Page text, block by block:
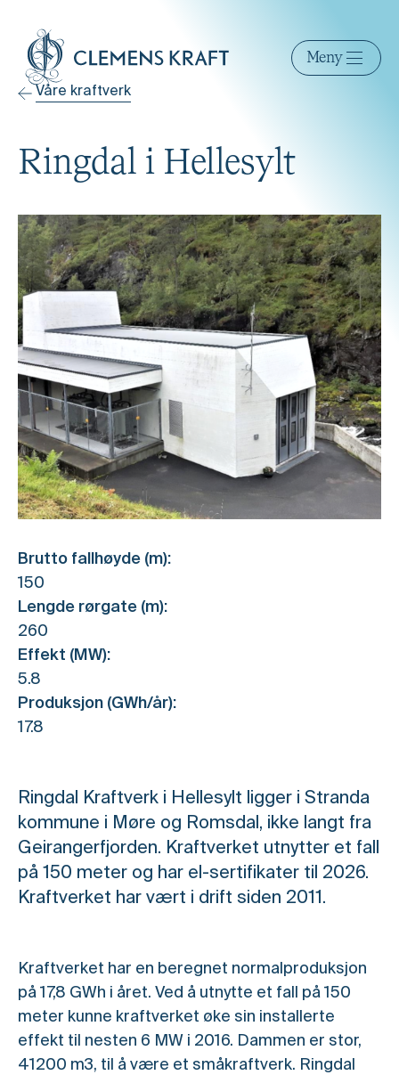
Meny
Våre kraftverk
Ringdal i Hellesylt
Brutto fallhøyde (m):
150
Lengde rørgate (m):
260
Effekt (MW):
5.8
Produksjon (GWh/år):
17.8
Ringdal Kraftverk i Hellesylt ligger i Stranda
kommune i Møre og Romsdal, ikke langt fra
Geirangerfjorden. Kraftverket utnytter et fall
på 150 meter og har el-sertifikater til 2026.
Kraftverket har vært i drift siden 2011.
Kraftverket har en beregnet normalproduksjon
på 17,8 GWh i året. Ved å utnytte et fall på 150
meter kunne kraftverket øke sin installerte
effekt til nesten 6 MW i 2016. Dammen er stor,
41200 m3, til å være et småkraftverk. Ringdal